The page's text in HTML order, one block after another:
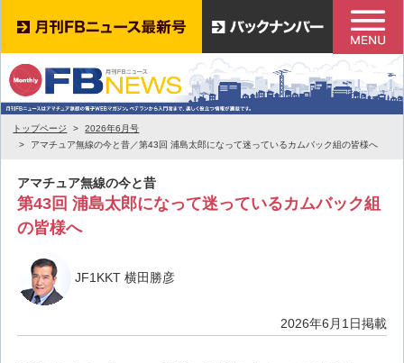
トップページ
2026年6月号
アマチュア無線の今と昔／第43回 浦島太郎になって迷っているカムバック組の皆様へ
アマチュア無線の今と昔
第43回 浦島太郎になって迷っているカムバック組
の皆様へ
JF1KKT 横田勝彦
2026年6月1日掲載